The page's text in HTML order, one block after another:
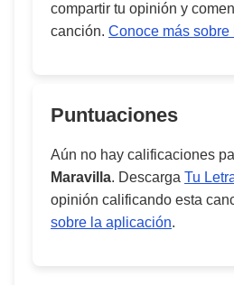
compartir tu opinión y
canción. Conoce más
Puntuaciones
Aún no hay calificaciones
Maravilla. Descarga Tu
opinión calificando esta
sobre la aplicación.